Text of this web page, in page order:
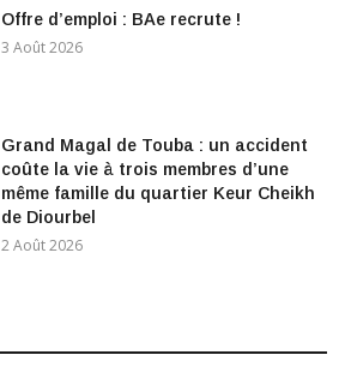
Offre d’emploi : BAe recrute !
3 Août 2026
Grand Magal de Touba : un accident
coûte la vie à trois membres d’une
même famille du quartier Keur Cheikh
de Diourbel
2 Août 2026